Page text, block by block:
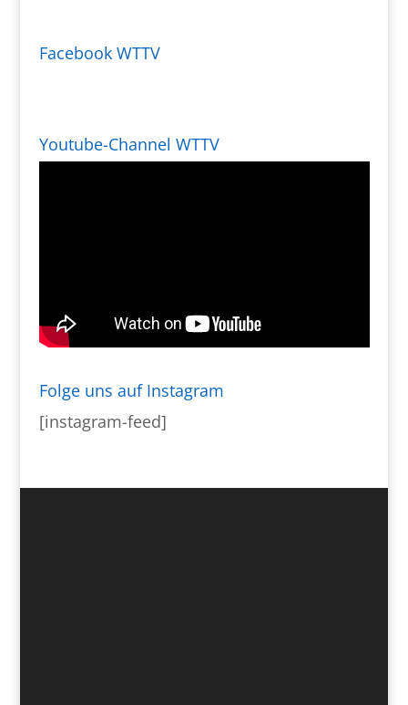
Facebook WTTV
Youtube-Channel WTTV
Folge uns auf Instagram
[instagram-feed]